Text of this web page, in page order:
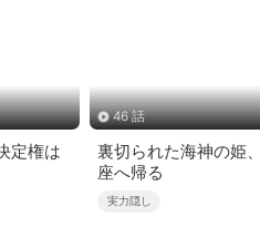
定権は
46 話
裏切られた海神の姫
座へ帰る
実力隠し